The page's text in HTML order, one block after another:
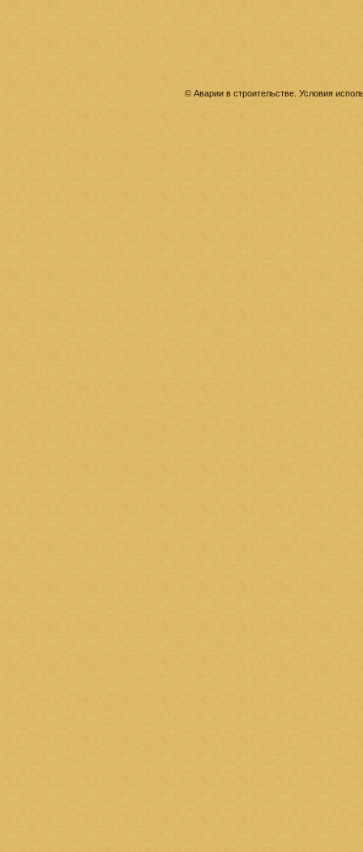
© Аварии в строительстве. Условия